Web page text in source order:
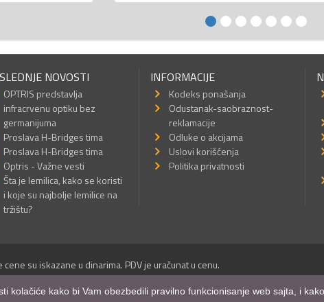
NOVOSTI
OPTRIS predstavlja
infracrvenu optiku bez
germanijuma
Proslava H-Bridges tima
Proslava H-Bridges tima
Optris - Važne vesti
Šta je lemilica, kako se koristi
i koje su najbolje lemilice na
tržištu?
INFORMACIJE
Kodeks ponašanja
Odustanak-saobraznost-
reklamacije
Odluke o akcijama
Uslovi korišćenja
Politika privatnosti
cene su iskazane u dinarima. PDV je uračunat u cenu.
Princ 1999 - 2026. Sva prava su zadržana.
*nbgcreator |Izdrada Internet prodavnice,Izrada sajtaimobilnih aplikacijai
kolačiće kako bi Vam obezbedili pravilno funkcionisanje web sajta, i